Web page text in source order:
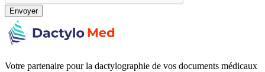
Envoyer
Votre partenaire pour la dactylographie de vos documents médicaux